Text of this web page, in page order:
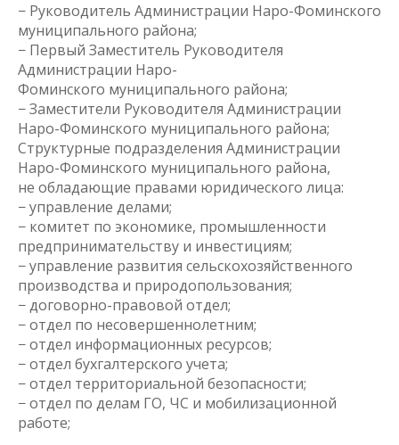
− Руководитель Администрации Наро-Фоминского
муниципального района;
− Первый Заместитель Руководителя
Администрации Наро-
Фоминского муниципального района;
− Заместители Руководителя Администрации
Наро-Фоминского муниципального района;
Структурные подразделения Администрации
Наро-Фоминского муниципального района,
не обладающие правами юридического лица:
− управление делами;
− комитет по экономике, промышленности
предпринимательству и инвестициям;
− управление развития сельскохозяйственного
производства и природопользования;
− договорно-правовой отдел;
− отдел по несовершеннолетним;
− отдел информационных ресурсов;
− отдел бухгалтерского учета;
− отдел территориальной безопасности;
− отдел по делам ГО, ЧС и мобилизационной
работе;